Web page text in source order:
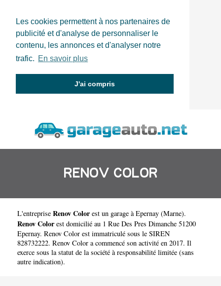
Les cookies permettent à nos partenaires de
publicité et d'analyse de personnaliser le
contenu, les annonces et d'analyser notre
trafic. En savoir plus
J'ai compris
RENOV COLOR
L'entreprise Renov Colorest un garage à Epernay (Marne).
Renov Colorest domicilié au 1 Rue Des Pres Dimanche 51200
Epernay. Renov Color est immatriculé sous le SIREN
828732222. Renov Color a commencé son activité en 2017. Il
exerce sous la statut de la société à responsabilité limitée (sans
autre indication).